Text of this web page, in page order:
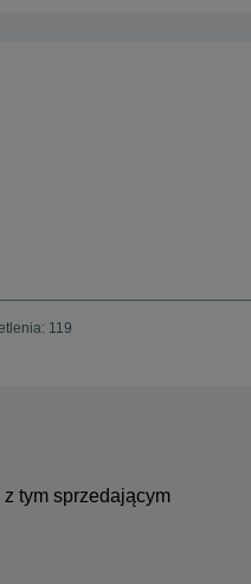
119
tym sprzedającym